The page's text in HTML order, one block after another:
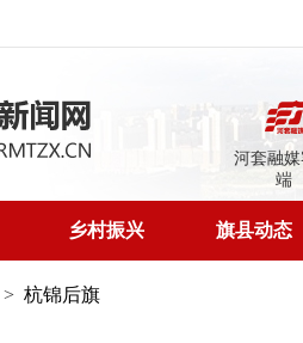
河套融
端
乡村振兴 旗县动态
> 杭锦后旗